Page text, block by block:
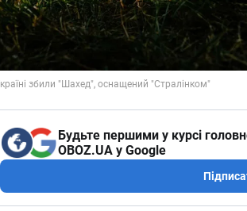
Будьте першими у курсі
OBOZ.UA у Google